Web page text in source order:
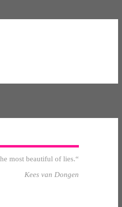
most beautiful of lies.“
Kees van Dongen